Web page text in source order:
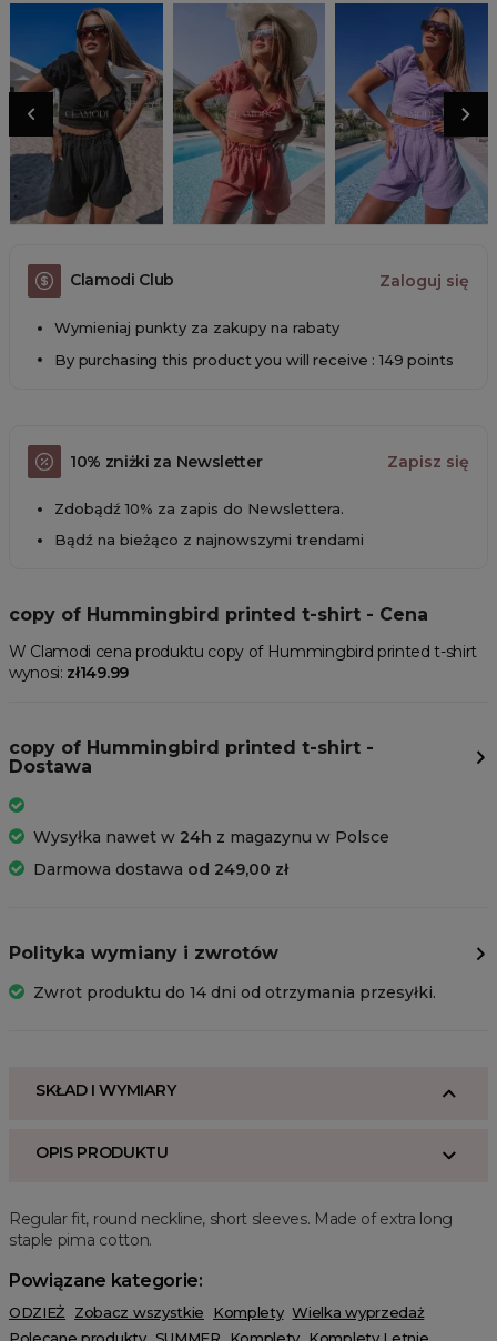
Clamodi Club Zaloguj się
Wymieniaj punkty za zakupy na rabaty
By purchasing this product you will receive : 149 points
10% zniżki za Newsletter Zapisz się
Zdobądź 10% za zapis do Newslettera.
Bądź na bieżąco z najnowszymi trendami
copy of Hummingbird printed t-shirt - Cena
W Clamodi cena produktu copy of Hummingbird printed t-shirt
wynosi: zł149.99
copy of Hummingbird printed t-shirt -
Dostawa
Wysyłka nawet w 24h z magazynu w Polsce
Darmowa dostawa od 249,00 zł
Polityka wymiany i zwrotów
Zwrot produktu do 14 dni od otrzymania przesyłki.
SKŁAD I WYMIARY
OPIS PRODUKTU
Regular fit, round neckline, short sleeves. Made of extra long
staple pima cotton.
Powiązane kategorie:
ODZIEŻ Zobacz wszystkie Komplety Wielka wyprzedaż